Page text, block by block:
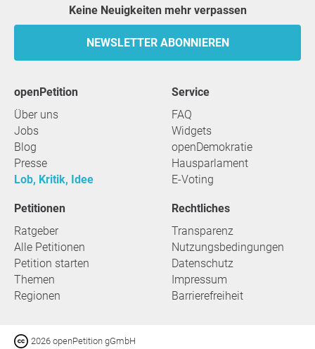
Keine Neuigkeiten mehr verpassen
NEWSLETTER ABONNIEREN
openPetition
Über uns
Jobs
Blog
Presse
Lob, Kritik, Idee
Service
FAQ
Widgets
openDemokratie
Hausparlament
E-Voting
Petitionen
Ratgeber
Alle Petitionen
Petition starten
Themen
Regionen
Rechtliches
Transparenz
Nutzungsbedingungen
Datenschutz
Impressum
Barrierefreiheit
2026 openPetition gGmbH